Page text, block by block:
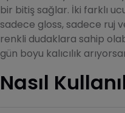
bir bitiş sağlar. İki farklı
sadece gloss, sadece ruj
renkli dudaklara sahip
gün boyu kalıcılık
Nasıl